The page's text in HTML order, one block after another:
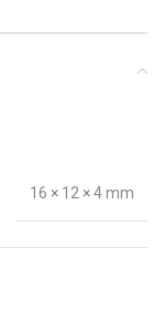
16 × 12 × 4 mm